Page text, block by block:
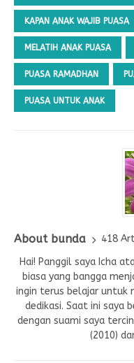
KAPAN ANAK WAJIB PUASA
MELATIH ANAK PUASA
PUASA RAMADHAN
PUASA UNTUK ANAK
About bunda
418
Hai! Panggil saya Icha
biasa yang bangga
ingin terus belajar untuk
dedikasi. Saat ini saya
dengan suami saya
(2010)